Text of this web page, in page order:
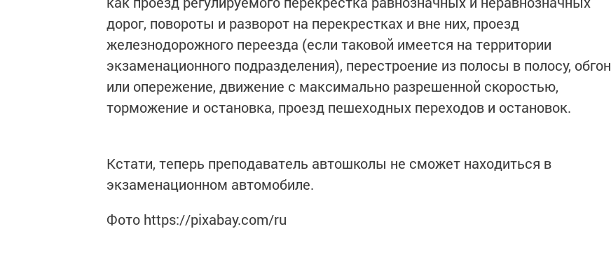
дорог, повороты и разворот на перекрестках и вне них, проезд
железнодорожного переезда (если таковой имеется на территории
экзаменационного подразделения), перестроение из полосы в полосу, обгон
или опережение, движение с максимально разрешенной скоростью,
торможение и остановка, проезд пешеходных переходов и остановок.
Кстати, теперь преподаватель автошколы не сможет находиться в
экзаменационном автомобиле.
Фото https://pixabay.com/ru